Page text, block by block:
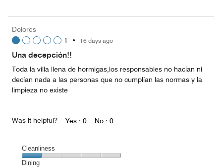
5
3
out
Dolores
1
• 16 days ago
Una decepción!!
Toda la villa llena de hormigas,los responsables no hacían ni
decían nada a las personas que no cumplían las normas y la
limpieza no existe
Was it helpful? Yes · 0 No · 0
Cleanliness
Cleanliness,
Dining